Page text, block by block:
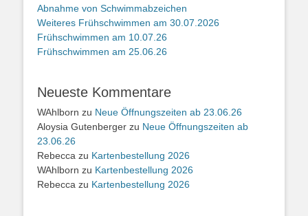
Abnahme von Schwimmabzeichen
Weiteres Frühschwimmen am 30.07.2026
Frühschwimmen am 10.07.26
Frühschwimmen am 25.06.26
Neueste Kommentare
WAhlborn zu Neue Öffnungszeiten ab 23.06.26
Aloysia Gutenberger zu Neue Öffnungszeiten ab
23.06.26
Rebecca zu Kartenbestellung 2026
WAhlborn zu Kartenbestellung 2026
Rebecca zu Kartenbestellung 2026